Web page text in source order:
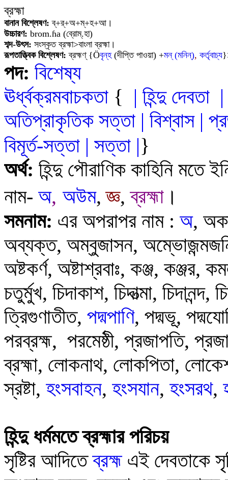
ব্রহ্মা
বানান বিশ্লেষণ: ব্+র্+অ+ম্+হ+আ ।
উচ্চারণ: brom.ɦa (ব্রোম্.হা)
শব্দ-উৎস: সংস্কৃতব্রহ্মা>বাংলা ব্রহ্মা।
রূপতাত্ত্বিক বিশ্লেষণ:ব্রহ্মণ্ {Öবৃন্‌হ(দীপ্তি পাওয়া) +মন্ (মনিন্), কর্তৃবাচ্য
পদ: বিশেষ্য
ঊর্ধ্বক্রমবাচকতা { | হিন্দু দেবতা
অতিপ্রাকৃতিক সত্তা | বিশ্বাস |
বিমূর্ত-সত্ত | সত্তা |}
অর্থ: হিন্দু পৌরাণিক কাহিন মতে
নাম- অ, অউম,জ্ঞ,ব্রহ্মা ।
সমনাম: এর অপরাপর নাম : অ,
অব্যক্ত, অম্বুজাসন,
অষ্টকর্ণ, অষ্টাশ্রবাঃ, কঞ্জ, কঞ্জর,
চতুর্মুখ, চিদাকাশ, চিদাত্মা, চিদানন্দ, চি
ত্রিগুণাতীত, পদ্মপাণি, পদ্মভূ,
পরব্রহ্ম, পরমেষ্ঠী, প্রজাপতি,
ব্রহ্মা, লোকনাথ, লোকপিতা,
স্রষ্টা, হংসবাহন, হংসযান, হংসরথ,
হিন্দু ধর্মমতে ব্রহ্মার পরিচয়
সৃষ্টির আদিতেব্রহ্ম এই দেবতাকে